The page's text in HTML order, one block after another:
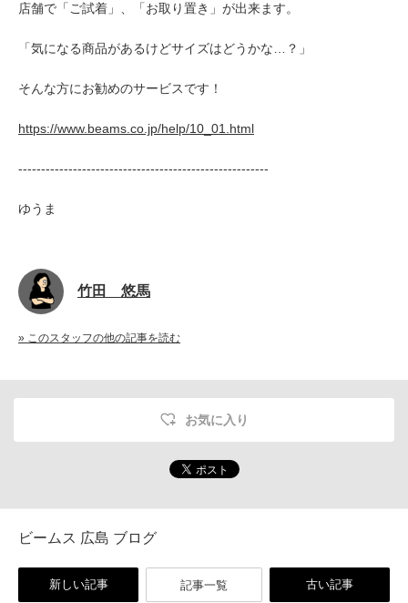
店舗で「ご試着」、「お取り置き」が出来ます。
「気になる商品があるけどサイズはどうかな…？」
そんな方にお勧めのサービスです！
https://www.beams.co.jp/help/10_01.html
-------------------------------------------------------
ゆうま
竹田 悠馬
» このスタッフの他の記事を読む
お気に入り
ビームス 広島 ブログ
新しい記事 記事一覧 古い記事